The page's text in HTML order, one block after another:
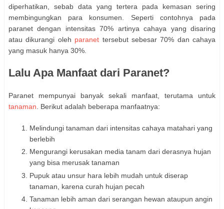
diperhatikan, sebab data yang tertera pada kemasan sering
membingungkan para konsumen. Seperti contohnya pada
paranet dengan intensitas 70% artinya cahaya yang disaring
atau dikurangi oleh paranet tersebut sebesar 70% dan cahaya
yang masuk hanya 30%.
Lalu Apa Manfaat dari Paranet?
Paranet mempunyai banyak sekali manfaat, terutama untuk
tanaman . Berikut adalah beberapa manfaatnya:
Melindungi tanaman dari intensitas cahaya matahari yang
berlebih
Mengurangi kerusakan media tanam dari derasnya hujan
yang bisa merusak tanaman
Pupuk atau unsur hara lebih mudah untuk diserap
tanaman, karena curah hujan pecah
Tanaman lebih aman dari serangan hewan ataupun angin